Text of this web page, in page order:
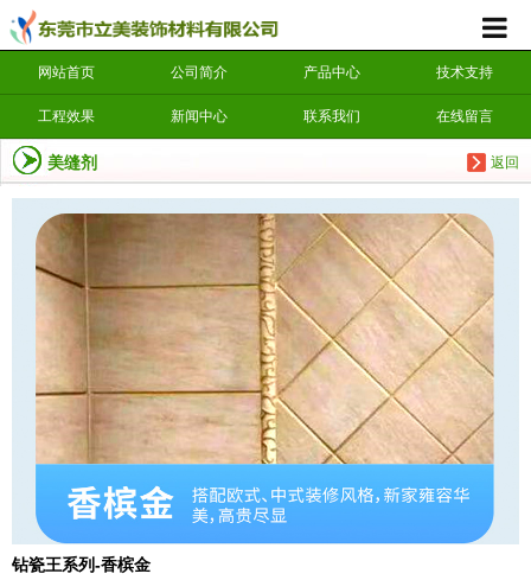
网站首页 公司简介 产品中心 技术支持
工程效果 新闻中心 联系我们 在线留言
返回
美缝剂
钻瓷王系列-香槟金